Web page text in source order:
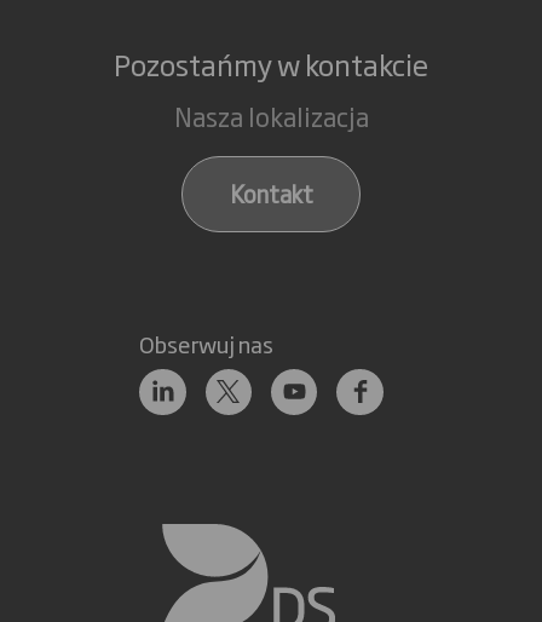
Pozostańmy w kontakcie
Nasza lokalizacja
Kontakt
Obserwuj nas